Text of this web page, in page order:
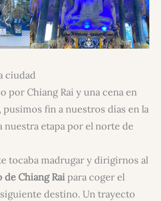
ciudad
por Chiang Rai y una cena en
fin a nuestros días en la
etapa por el norte de
tocaba madrugar y dirigirnos al
Chiang Raipara coger el
destino. Un trayecto